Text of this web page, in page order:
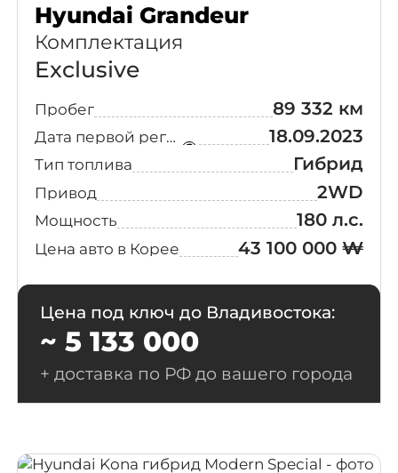
Hyundai Grandeur
Комплектация
Exclusive
Пробег 89 332 км
Дата первой регистрации 18.09.2023
Тип топлива Гибрид
Привод 2WD
Мощность 180 л.с.
Цена авто в Корее 43 100 000 ₩
Цена под ключ до Владивостока:
~ 5 133 000
+ доставка по РФ до вашего города